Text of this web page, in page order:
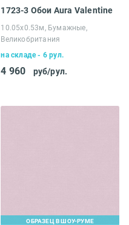
1723-3 Обои Aura Valentine
10.05х0.53м, Бумажные,
Великобритания
на складе - 6 рул.
4 960 руб/рул.
ОБРАЗЕЦ В ШОУ-РУМЕ